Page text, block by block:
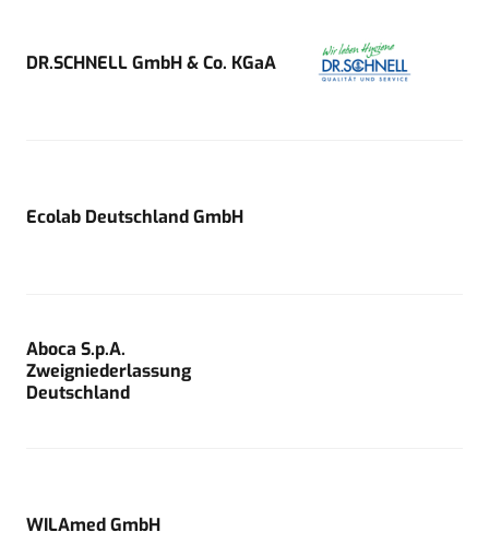
DR.SCHNELL GmbH & Co. KGaA
Ecolab Deutschland GmbH
Aboca S.p.A.
Zweigniederlassung
Deutschland
WILAmed GmbH